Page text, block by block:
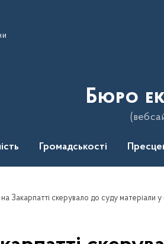
Бюро
Громадськості
Закарпатті скерувало до суду матеріали